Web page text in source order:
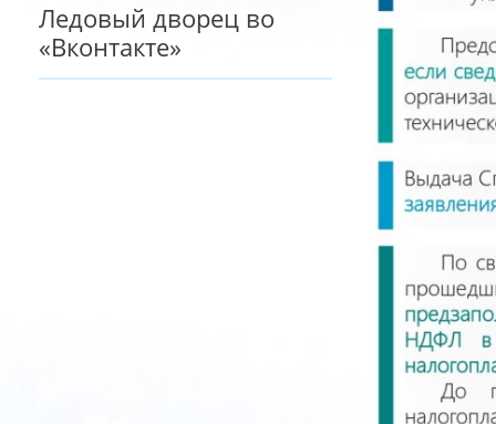
Ледовый дворец во
«Вконтакте»